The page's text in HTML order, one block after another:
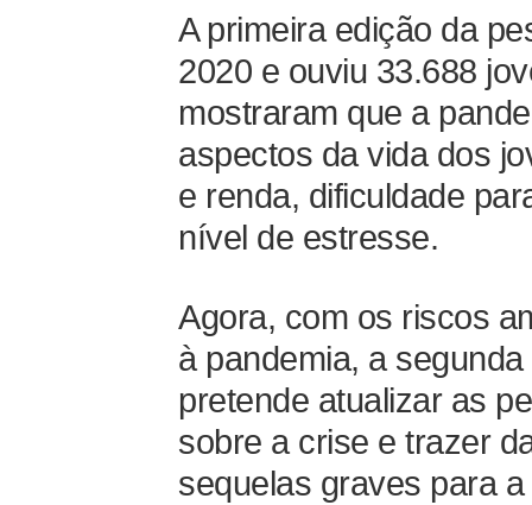
A primeira edição da
2020 e ouviu 33.688
mostraram que a
aspectos da vida dos
e renda, dificuldade
nível de estresse.
Agora, com os riscos
à pandemia, a
pretende atualizar as
sobre a crise e trazer
sequelas graves para